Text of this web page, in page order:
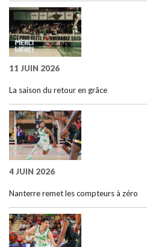
11 JUIN 2026
La saison du retour en grâce
4 JUIN 2026
Nanterre remet les compteurs à zéro